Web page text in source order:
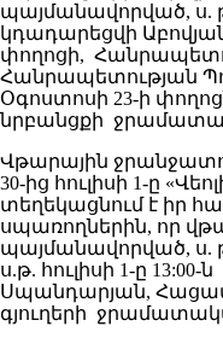
պայմանավորված, ս. թ.
կդադարեցվի
փողոցի,
Հանրապետության
Օգոստոսի 23-ի
նրբանցքի
Վթարային
30-ից հուլիսի 1-ը
տեղեկացնում է իր
սպառողներին, որ
պայմանավորված, ս. թ.
ս.թ. հուլիսի 1-ը
Սպանդարյան,
գյուղերի